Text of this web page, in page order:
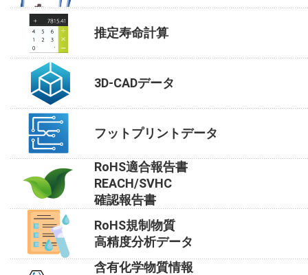
推定寿命計算
3D-CADデータ
フットプリントデータ
RoHS適合報告書
REACH/SVHC
確認報告書
RoHS規制物質
高精度分析データ
含有化学物質情報